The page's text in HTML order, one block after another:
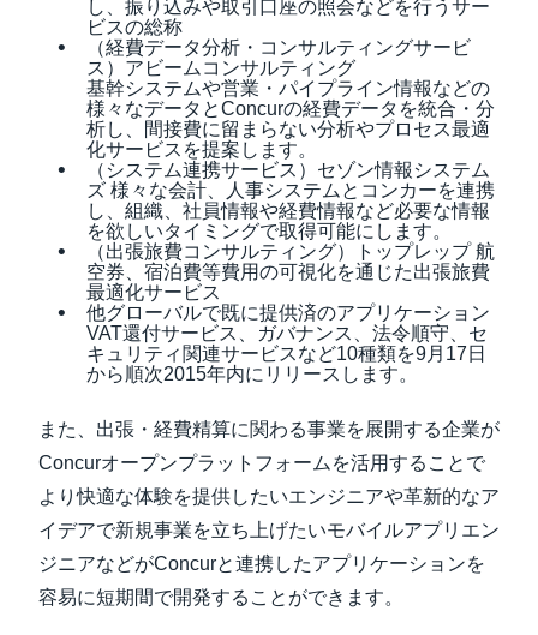
し、振り込みや取引口座の照会などを行うサー
ビスの総称
（経費データ分析・コンサルティングサービ
ス）アビームコンサルティング
基幹システムや営業・パイプライン情報などの
様々なデータとConcurの経費データを統合・分
析し、間接費に留まらない分析やプロセス最適
化サービスを提案します。
（システム連携サービス）セゾン情報システム
ズ 様々な会計、人事システムとコンカーを連携
し、組織、社員情報や経費情報など必要な情報
を欲しいタイミングで取得可能にします。
（出張旅費コンサルティング）トップレップ 航
空券、宿泊費等費用の可視化を通じた出張旅費
最適化サービス
他グローバルで既に提供済のアプリケーション
VAT還付サービス、ガバナンス、法令順守、セ
キュリティ関連サービスなど10種類を9月17日
から順次2015年内にリリースします。
また、出張・経費精算に関わる事業を展開する企業が
Concurオープンプラットフォームを活用することで
より快適な体験を提供したいエンジニアや革新的なア
イデアで新規事業を立ち上げたいモバイルアプリエン
ジニアなどがConcurと連携したアプリケーションを
容易に短期間で開発することができます。